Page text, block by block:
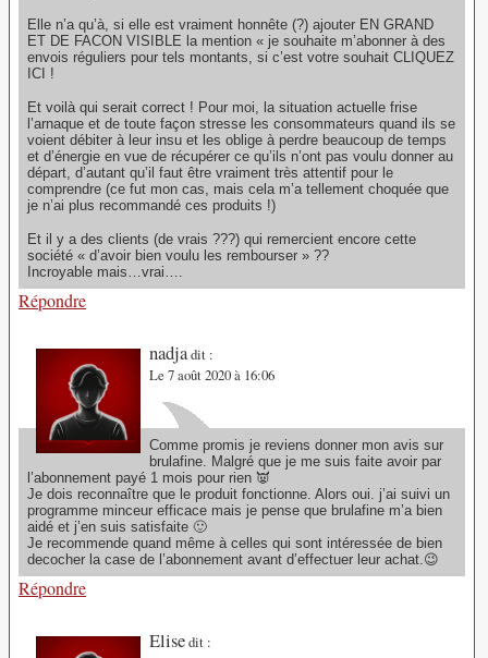
Elle n’a qu’à, si elle est vraiment honnête (?) ajouter EN GRAND
ET DE FACON VISIBLE la mention « je souhaite m’abonner à des
envois réguliers pour tels montants, si c’est votre souhait CLIQUEZ
ICI !
Et voilà qui serait correct ! Pour moi, la situation actuelle frise
l’arnaque et de toute façon stresse les consommateurs quand ils se
voient débiter à leur insu et les oblige à perdre beaucoup de temps
et d’énergie en vue de récupérer ce qu’ils n’ont pas voulu donner au
départ, d’autant qu’il faut être vraiment très attentif pour le
comprendre (ce fut mon cas, mais cela m’a tellement choquée que
je n’ai plus recommandé ces produits !)
Et il y a des clients (de vrais ???) qui remercient encore cette
société « d’avoir bien voulu les rembourser » ??
Incroyable mais…vrai….
Répondre
nadjadit :
Le 7 août 2020 à 16:06
Comme promis je reviens donner mon avis sur
brulafine. Malgré que je me suis faite avoir par
l’abonnement payé 1 mois pour rien 👿
Je dois reconnaître que le produit fonctionne. Alors oui. j’ai suivi un
programme minceur efficace mais je pense que brulafine m’a bien
aidé et j’en suis satisfaite 🙂
Je recommende quand même à celles qui sont intéressée de bien
decocher la case de l’abonnement avant d’effectuer leur achat.😉
Répondre
Elisedit :